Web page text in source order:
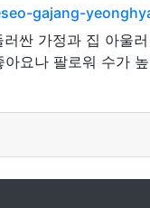
gajang-
싼 가정과 집 아울
요나 팔로워 수가